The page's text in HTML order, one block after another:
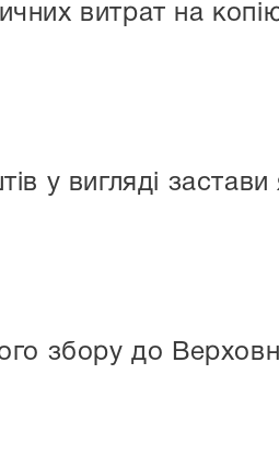
витрат на
у вигляді
збору до